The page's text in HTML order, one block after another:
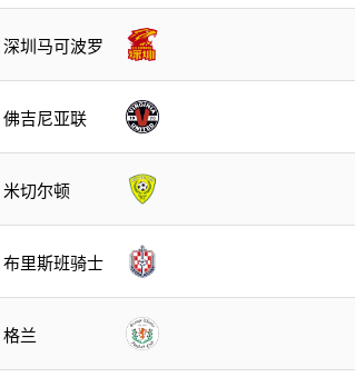
深圳马可波罗
佛吉尼亚联
米切尔顿
布里斯班骑士
格兰